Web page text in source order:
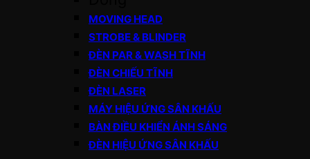
MOVING HEAD
STROBE & BLINDER
ĐÈN PAR & WASH TĨNH
ĐÈN CHIẾU TĨNH
ĐÈN LASER
MÁY HIỆU ỨNG SÂN KHẤU
BÀN ĐIỀU KHIỂN ÁNH SÁNG
ĐÈN HIỆU ỨNG SÂN KHẤU